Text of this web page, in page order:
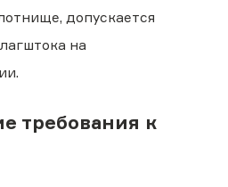
допускается
на
требования к